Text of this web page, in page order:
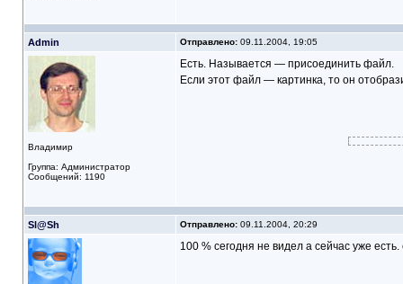
Admin Отправлено:09.11.2004, 19:05
Владимир
Группа: Администратор
Сообщений: 1190
Есть. Называется — присоединить файл.
Если этот файл — картинка, то он
Sl@Sh Отправлено:09.11.2004, 20:29
100 % сегодня не видел а сейчас уже есть.